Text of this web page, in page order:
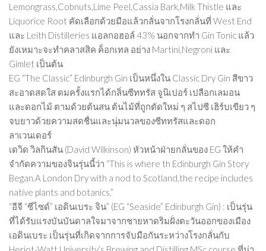
Lemongrass,Cobnuts,Lime Peel,Cassia Bark,Milk Thistle และ
Liquorice Root คัดเลือกด้วยมือแล้วกลั่นจากโรงกลั่นที่ West End
และ Leith Distilleries แอลกอฮอล์ 43% นอกจากทำ Gin Tonic แล้ว
ยังเหมาะจะทำคลาสสิค ค็อกเทล อย่าง Martini,Negroni และ
Gimlet เป็นต้น
EG “The Classic” Edinburgh Gin เป็นหนึ่งใน Classic Dry Gin สีขาว
สะอาดสดใส ดมครั้งแรกได้กลิ่นซีททรัส จูนิเปอร์ เปลือกเลมอน
และดอกไม้ ตามด้วยต้นสน ต้นไม้ที่ถูกตัดใหม่ ๆ สไปซี เฮิร์บเขียว ๆ
จบยาวด้วยความสดชื่นและนุ่มนวลของซีททรัสและดอก
ลาเวนเดอร์
เดวิด วิลกินสัน (David Wilkinson) หัวหน้าฝ่ายกลั่นของ EG ให้คำ
จำกัดความของจินรุ่นนี้ว่า “This is where th Edinburgh Gin Story
Began.A London Dry with a nod to Scotland,the recipe includes
native plants and botanics.”
“อีจี “ซีไซด์” เอดินเบระ จิน” (EG “Seaside” Edinburgh Gin) : เป็นรุ่น
ที่ได้รับแรงบันบันดาลใจมาจากชายหาดริมฝั่งตะวันออกของเมือง
เอดินเบระ เป็นรุ่นที่เกิดจากการจับมือกันระหว่างโรงกลั่นกับ